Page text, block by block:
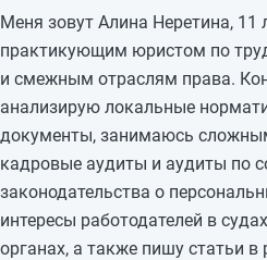
Меня зовут Алина Неретина, 11
практикующим юристом по
и смежным отраслям права.
анализирую локальные
документы, занимаюсь
кадровые аудиты и аудиты по
законодательства о
интересы работодателей в
органах, а также пишу статьи